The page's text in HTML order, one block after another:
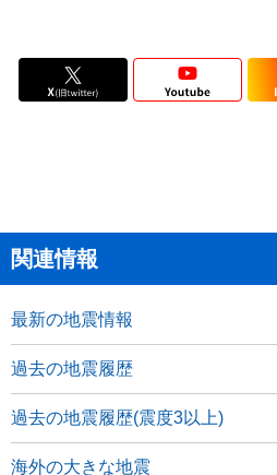
関連情報
最新の地震情報
過去の地震履歴
過去の地震履歴(震度3以上)
海外の大きな地震